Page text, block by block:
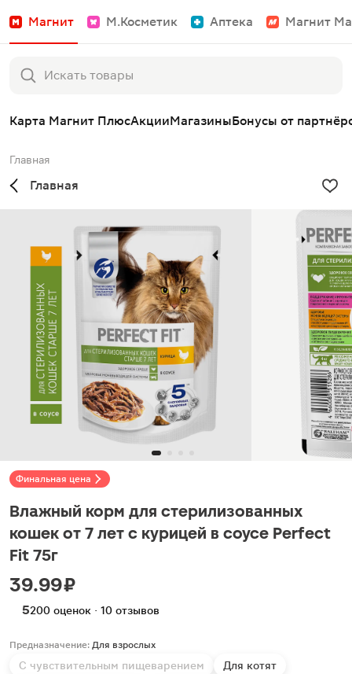
Магнит М.Косметик Аптека Магнит
Карта Магнит ПлюсАкцииМагазиныБонусы от
Главная
Главная
Финальная цена
Влажный корм для стерилизованных
кошек от 7 лет с курицей в соусе Perfect
Fit 75г
39.99 ₽
5200 оценок · 10 отзывов
Предназначение: Для взрослых
С чувствительным пищеварением
Для котят